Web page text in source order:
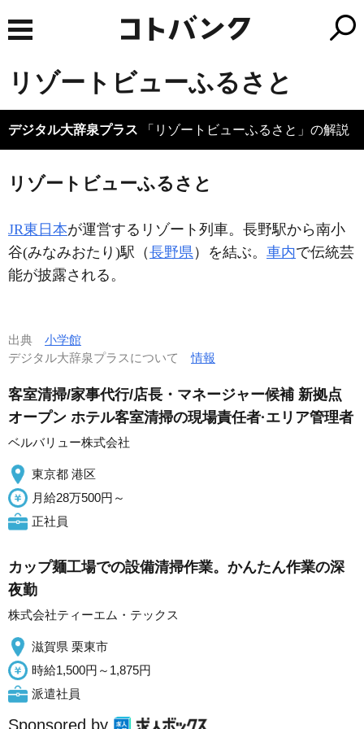
リゾートビューふるさと
デジタル大辞泉プラス 「リゾートビューふるさと」の解説
リゾートビューふるさと
JR東日本が運営するリゾート列車。長野駅から南小
谷(みなみおたり)駅（長野県）を結ぶ。 車内で伝統芸
能が披露される。
出典 小学館
デジタル大辞泉プラスについて情報
客室清掃/家事代行/店長・マネージャー候補 新拠点
オープン ホテル客室清掃の現場責任者·エリア管理者
ベルバリュー株式会社
東京都 港区
月給28万500円～
正社員
カップ麺工場での設備清掃作業。かんたん作業の深
夜勤
株式会社ティーエム・テックス
滋賀県 栗東市
時給1,500円～1,875円
派遣社員
Sponsored by